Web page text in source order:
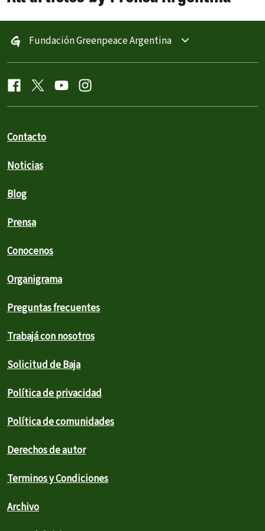
Fundación Greenpeace Argentina
Contacto
Noticias
Blog
Prensa
Conocenos
Organigrama
Preguntas frecuentes
Trabajá con nosotros
Solicitud de Baja
Política de privacidad
Política de comunidades
Derechos de autor
Terminos y Condiciones
Archivo